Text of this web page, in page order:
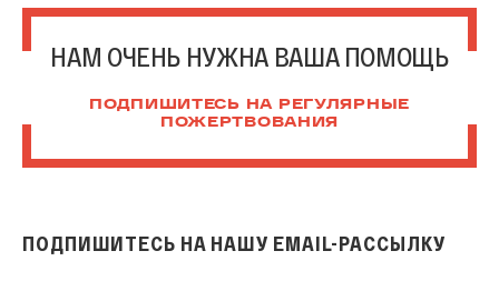
НАМ ОЧЕНЬ НУЖНА ВАША ПОМОЩЬ
ПОДПИШИТЕСЬ НА РЕГУЛЯРНЫЕ
ПОЖЕРТВОВАНИЯ
ПОДПИШИТЕСЬ НА НАШУ EMAIL-РАССЫЛКУ